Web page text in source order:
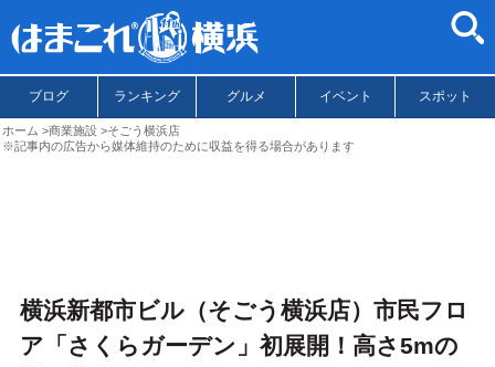
ブログ ランキング グルメ イベント スポット
ホーム 商業施設
そごう横浜店
※記事内の広告から媒体維持のために収益を得る場合があります
横浜新都市ビル（そごう横浜店）市民フロ
ア「さくらガーデン」初展開！高さ5mの